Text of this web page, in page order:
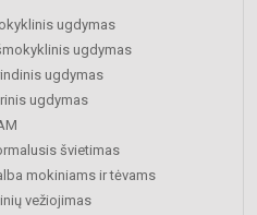
ugdymas
ugdymas
ugdymas
ugdymas
švietimas
mokiniams ir tėvams
vežiojimas